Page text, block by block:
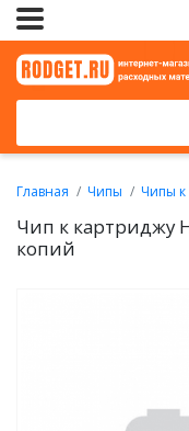
Главная Чипы Чипы к
Чип к картриджу
копий